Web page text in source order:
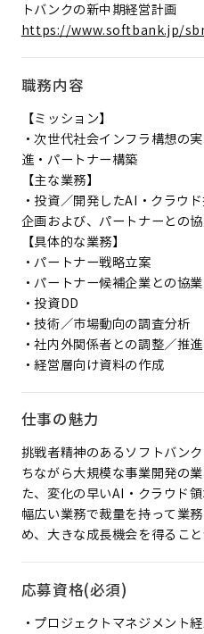
トバンクの新中期経営計画
https://www.softbank.jp/
職務内容
【ミッション】
・次世代社会インフラ構想の
進・パートナー構築
【主な業務】
・投資／開発したAI・クラウ
企画および、パートナーとの
【具体的な業務】
・パートナー戦略立案
・パートナー候補企業との協
・投資DD
・技術／市場動向の調査分析
・社内外関係者との調整／推進
・経営層向け資料の作成
仕事の魅力
挑戦者精神のあるソフトバン
ちながら大規模な事業開発の
た、変化の早いAI・クラウド
幅広い業務で裁量を持って業
め、大きな成長機会を得ること
応募資格(必須)
・プロジェクトマネジメント